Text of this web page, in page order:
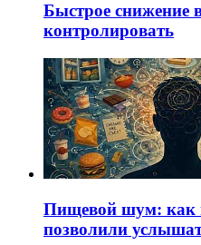
Быстрое снижение
контролировать
Пищевой шум: как
позволили